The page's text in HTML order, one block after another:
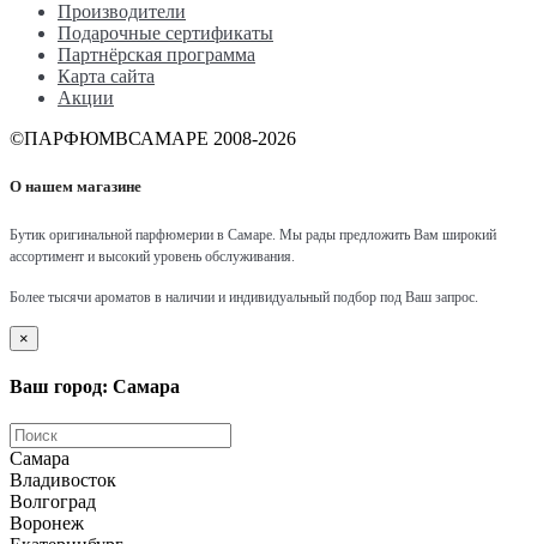
Производители
Подарочные сертификаты
Партнёрская программа
Карта сайта
Акции
©ПАРФЮМВСАМАРЕ 2008-2026
О нашем магазине
Бутик оригинальной парфюмерии в Самаре. Мы рады предложить Вам широкий
ассортимент и высокий уровень обслуживания.
Более тысячи ароматов в наличии и индивидуальный подбор под Ваш запрос.
×
Ваш город: Самара
Самара
Владивосток
Волгоград
Воронеж